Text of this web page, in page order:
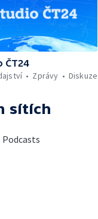
ČT24
Zprávy Diskuze
sítích